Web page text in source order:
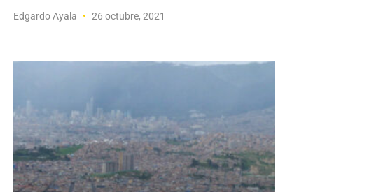
Edgardo Ayala 26 octubre, 2021